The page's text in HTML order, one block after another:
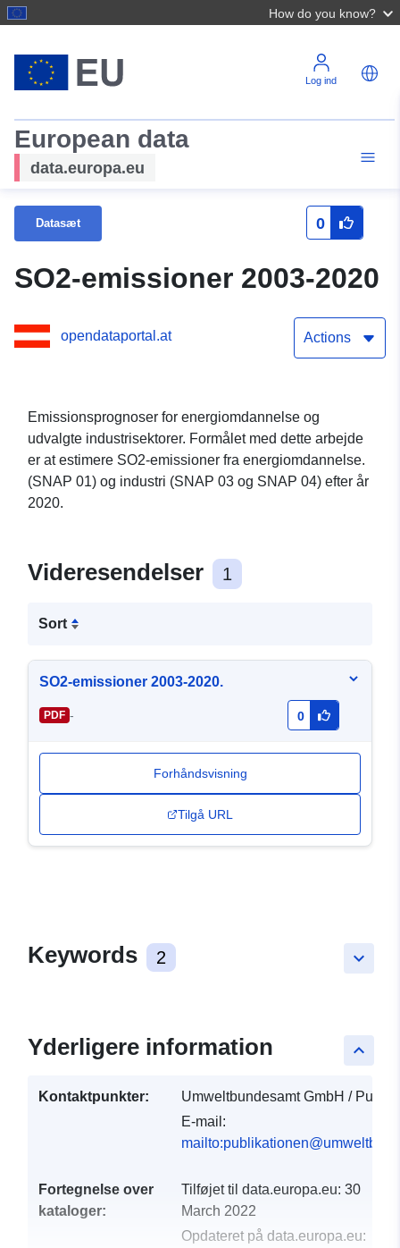
How do you know?
Log ind
European data
data.europa.eu
Datasæt 0
SO2-emissioner 2003-2020
opendataportal.at Actions
Emissionsprognoser for energiomdannelse og
udvalgte industrisektorer. Formålet med dette arbejde
er at estimere SO2-emissioner fra energiomdannelse.
(SNAP 01) og industri (SNAP 03 og SNAP 04) efter år
2020.
Videresendelser 1
Sort
SO2-emissioner 2003-2020.
PDF - 0
Forhåndsvisning
Tilgå URL
keyboard_arrow_down
Keywords 2
keyboard_arrow_up
Yderligere information
Kontaktpunkter:
Umweltbundesamt GmbH /
E-mail:
Fortegnelse over
kataloger:
Tilføjet til data.europa.eu: 30
March 2022
Opdateret på data.europa.eu: